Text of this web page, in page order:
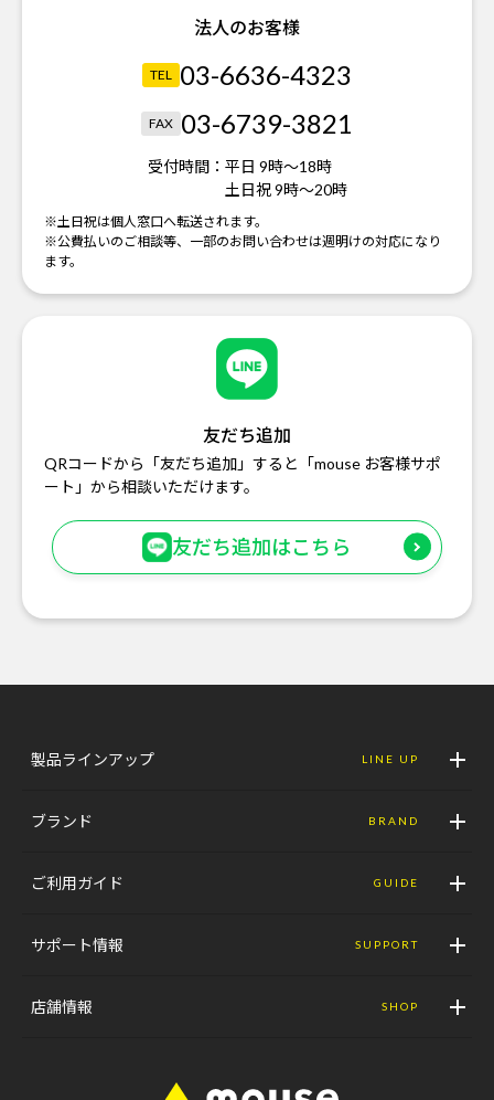
法人のお客様
TEL 03-6636-4323
FAX 03-6739-3821
受付時間： 平日 9時～18時
土日祝 9時～20時
※土日祝は個人窓口へ転送されます。
※公費払いのご相談等、一部のお問い合わせは週明けの対応になり
ます。
友だち追加
QRコードから「友だち追加」すると「mouse お客様サポ
ート」から相談いただけます。
友だち追加はこちら
製品ラインアップ LINE UP
ブランド BRAND
ご利用ガイド GUIDE
サポート情報 SUPPORT
店舗情報 SHOP